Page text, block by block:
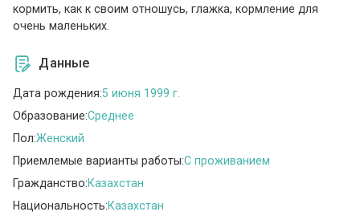
кормить, как к своим отношусь, глажка, кормление для
очень маленьких.
Данные
Дата рождения:5 июня 1999 г.
Образование:Среднее
Пол:Женский
Приемлемые варианты работы:C проживанием
Гражданство:Казахстан
Национальность:Казахстан